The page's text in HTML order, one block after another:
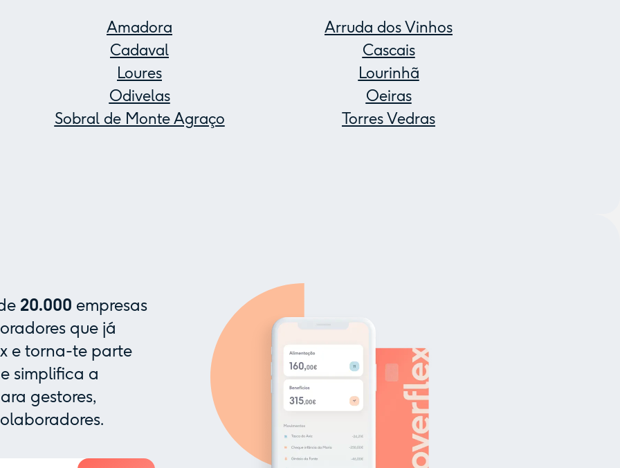
Amadora
Arruda dos Vinhos
Cadaval
Cascais
Loures
Lourinhã
Odivelas
Oeiras
Sobral de Monte Agraço
Torres Vedras
20.000 empresas
que já
e torna-te parte
simplifica a
gestores,